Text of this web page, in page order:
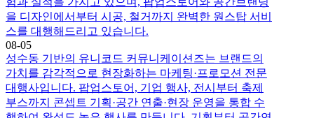
을 디자인에서부터 시공, 철거까지 완벽한 원스탑 서비
스를 대행해드리고 있습니다.
08-05
성수동 기반의 유니코드 커뮤니케이션즈는 브랜드의
가치를 감각적으로 현장화하는 마케팅·프로모션 전문
대행사입니다. 팝업스토어, 기업 행사, 전시부터 축제
부스까지 콘셉트 기획·공간 연출·현장 운영을 통합 수